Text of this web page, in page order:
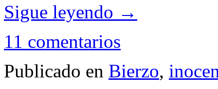
Sigue leyendo →
11 comentarios
Publicado en Bierzo,